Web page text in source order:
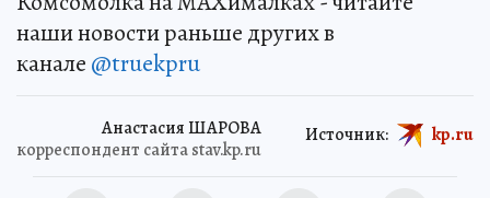
наши новости раньше других в
канале @truekpru
Анастасия ШАРОВА
корреспондент сайта stav.kp.ru
Источник: kp.ru